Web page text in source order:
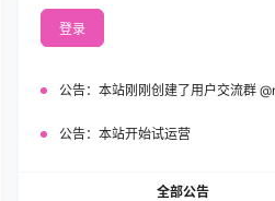
登录
公告： 本站刚刚创建了用户交流群 @meizhi_official，
公告： 本站开始试运营
全部公告